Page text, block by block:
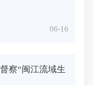
06-16
察“闽江流域生